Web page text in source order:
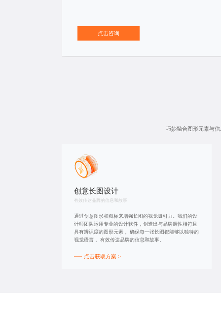
点击咨询
巧妙融合图形元素与
创意长图设计
有效传达品牌的信息和故事
通过创意图形和图标来增强长图的视觉吸引力。我们的设
计师团队运用专业的设计软件，创造出与品牌调性相符且
具有辨识度的图形元素， 确保每一张长图都能够以独特的
视觉语言， 有效传达品牌的信息和故事。
点击获取方案 >